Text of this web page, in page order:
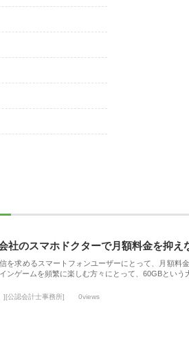
社のスマホドクターで月額料金を抑
を求めるスマートフォンユーザーにとって、月額料
ンゲームを頻繁に楽しむ方々にとって、60GBという
][公認会計士事務所] 0views